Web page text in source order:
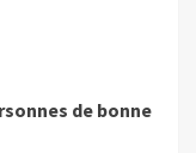
de bonne